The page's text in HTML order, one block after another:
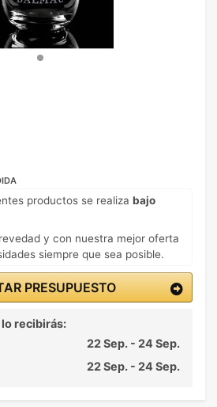
productos se realiza bajo
y con nuestra mejor oferta
siempre que sea posible.
PRESUPUESTO
recibirás:
22 Sep. - 24 Sep.
22 Sep. - 24 Sep.